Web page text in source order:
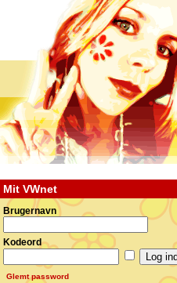
Mit VWnet
Brugernavn
Kodeord
Glemt password